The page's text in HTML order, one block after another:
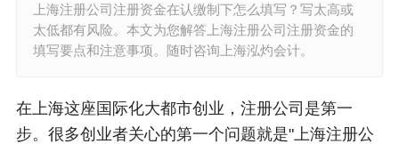
上海注册公司注册资金在认缴制下怎么填写？写太高或
太低都有风险。本文为您解答上海注册公司注册资金的
填写要点和注意事项。随时咨询上海泓灼会计。
在上海这座国际化大都市创业，注册公司是第一
步。很多创业者关心的第一个问题就是"上海注册公